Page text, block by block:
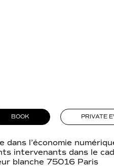
BOOK PRIVATE
l’économie
intervenants dans le
blanche 75016 Paris